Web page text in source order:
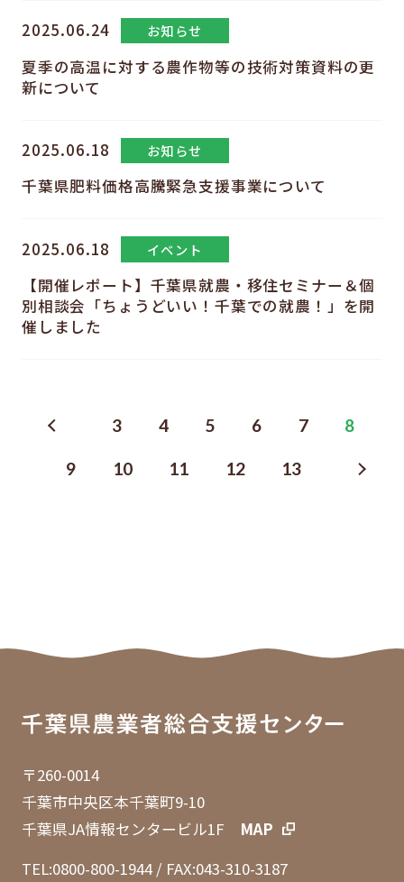
2025.06.24 お知らせ
夏季の高温に対する農作物等の技術対策資料の更
新について
2025.06.18 お知らせ
千葉県肥料価格高騰緊急支援事業について
2025.06.18 イベント
【開催レポート】千葉県就農・移住セミナー＆個
別相談会「ちょうどいい！千葉での就農！」を開
催しました
3 4 5 6 7 8
9 10 11 12 13
〒260-0014
千葉市中央区本千葉町9-10
千葉県JA情報センタービル1F MAP
TEL:0800-800-1944/ FAX:043-310-3187